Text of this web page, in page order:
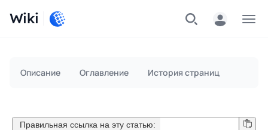
Wiki
Описание Оглавление История страниц
Правильная ссылка на эту статью: